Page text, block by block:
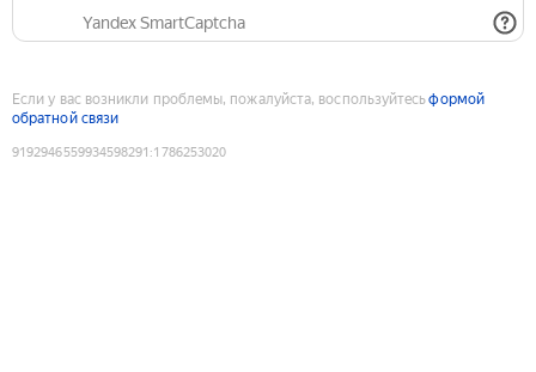
Yandex SmartCaptcha
Если у вас возникли проблемы, пожалуйста, воспользуйтесьформой
обратной связи
9192946559934598291 :1786253020